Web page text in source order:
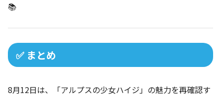
📚
✅ まとめ
8月12日は、「アルプスの少女ハイジ」の魅力を再確認す